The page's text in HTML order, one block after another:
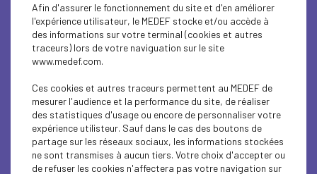
Afin d'assurer le fonctionnement du site et d'en améliorer
l'expérience utilisateur, le MEDEF stocke et/ou accède à
des informations sur votre terminal (cookies et autres
traceurs) lors de votre naviguation sur le site
www.medef.com.
Ces cookies et autres traceurs permettent au MEDEF de
mesurer l'audience et la performance du site, de réaliser
des statistiques d'usage ou encore de personnaliser votre
expérience utilisteur. Sauf dans le cas des boutons de
partage sur les réseaux sociaux, les informations stockées
ne sont transmises à aucun tiers. Votre choix d'accepter ou
de refuser les cookies n'affectera pas votre navigation sur